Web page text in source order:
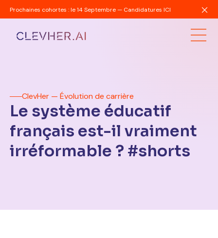
Prochaines cohortes : le 14 Septembre — Candidatures ICI
ClevHer — Évolution de carrière
Le système éducatif
français est-il vraiment
irréformable ? #shorts